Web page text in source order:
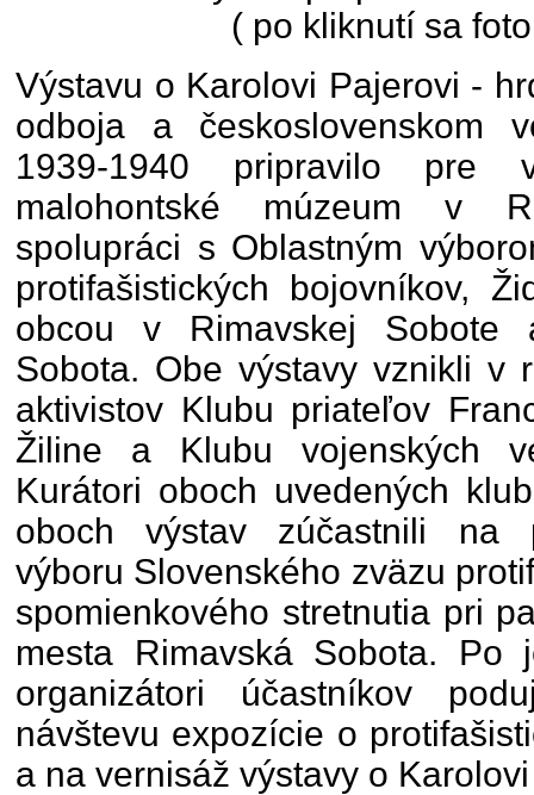
( po kliknutí sa
Výstavu o Karolovi Pajerovi -
odboja a československom
1939-1940 pripravilo pre
malohontské múzeum v
spolupráci s Oblastným
protifašistických bojovníkov,
obcou v Rimavskej Sobote
Sobota. Obe výstavy vznikli v
aktivistov Klubu priateľov
Žiline a Klubu vojenských
Kurátori oboch uvedených
oboch výstav zúčastnili na
výboru Slovenského zväzu
spomienkového stretnutia pri
mesta Rimavská Sobota. Po
organizátori účastníkov
návštevu expozície o
a na vernisáž výstavy o